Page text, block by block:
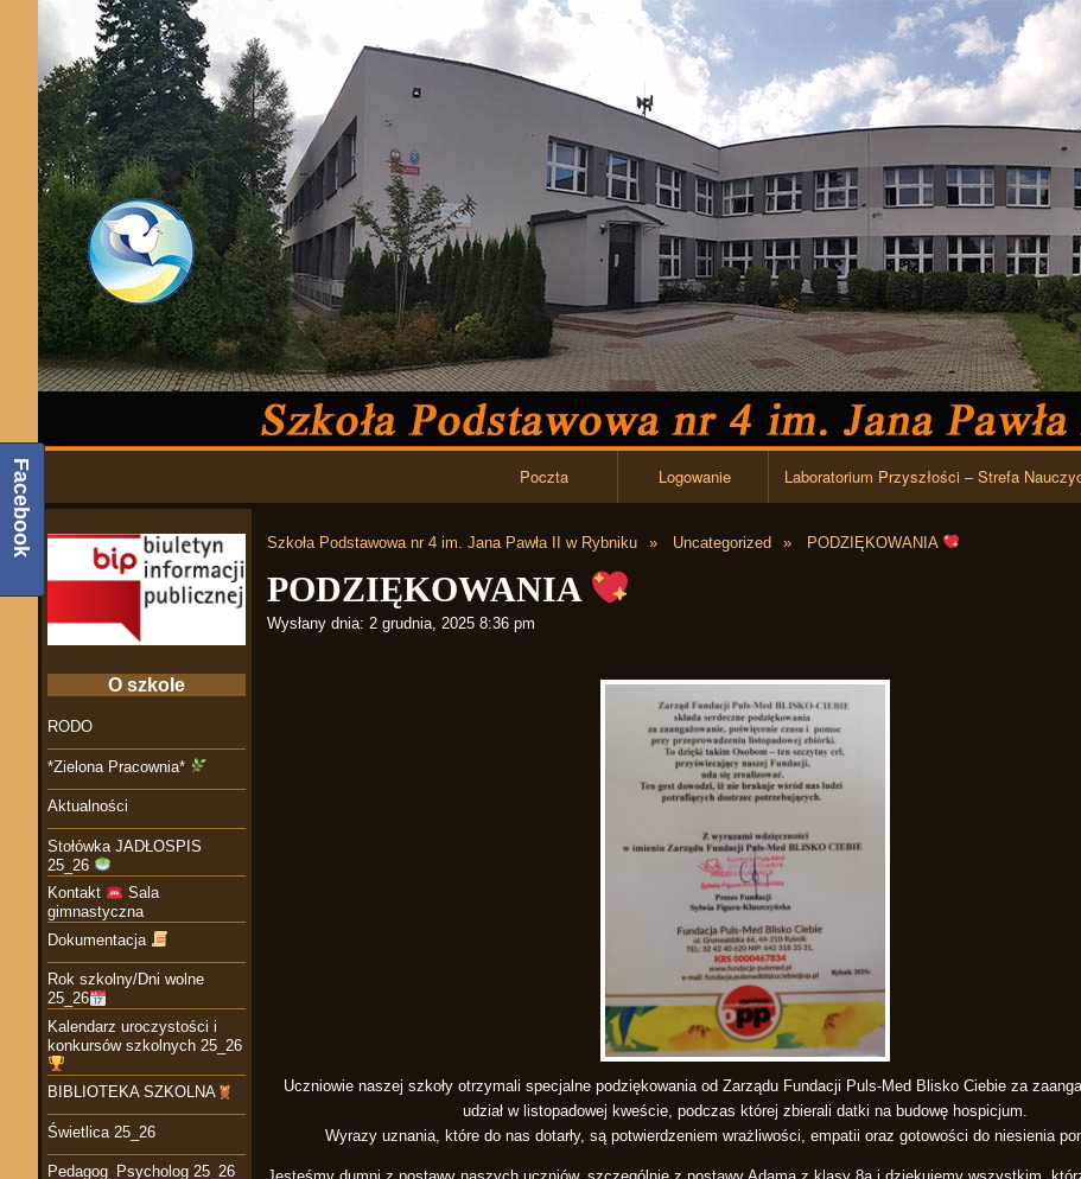
Przejdź do zawartości
Poczta Logowanie Laboratorium Przyszłości – Strefa
Szkoła Podstawowa nr 4 im. Jana Pawła II w Rybniku Uncategorized PODZIĘKOWANIA
PODZIĘKOWANIA
Wysłany dnia: 2 grudnia, 2025 8:36 pm
Uczniowie naszej szkoły otrzymali specjalne podziękowania od Zarządu Fundacji Puls-Med Blisko Ciebie za
udział w listopadowej kweście, podczas której zbierali datki na budowę hospicjum.
Wyrazy uznania, które do nas dotarły, są potwierdzeniem wrażliwości, empatii oraz gotowości do niesienia
O szkole
RODO
*Zielona Pracownia*
Aktualności
Stołówka JADŁOSPIS
25_26
Kontakt
Sala
gimnastyczna
Dokumentacja
Rok szkolny/Dni wolne
25_26
Kalendarz uroczystości i
konkursów szkolnych 25_26
BIBLIOTEKA SZKOLNA
Świetlica 25_26
Pedagog_Psycholog 25_26
Facebook